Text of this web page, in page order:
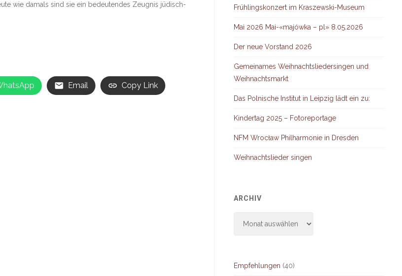
wie damals sind sie ein bedeutendes Zeugnis jüdisch-
Email Copy Link
Frühlingskonzert im Kraszewski-Museum
Mai 2026 Mai-«majówka – pl» 8.05.2026
Der neue Vorstand 2026
Gemeinames Weihnachtsliedersingen und
Weihnachtsmarkt
Das Polnische Institut in Leipzig lädt ein zu:
Kindertag 2025 – Fotoreportage
NFM Wrocław Philharmonie in Dresden
Weihnachtslieder singen
ARCHIV
Empfehlungen (40)